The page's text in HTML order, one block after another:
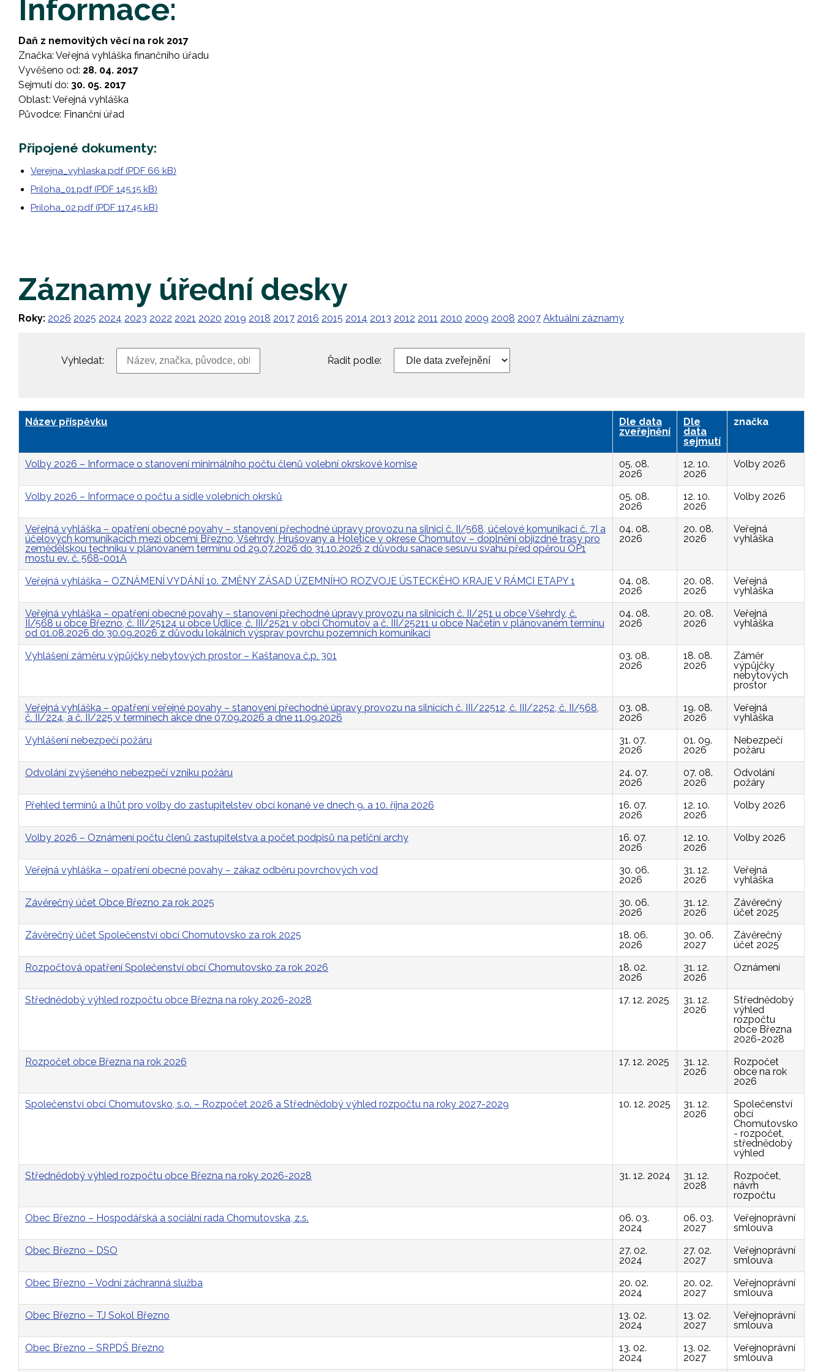
Informace:
Daň z nemovitých věcí na rok 2017
Značka: Veřejná vyhláška finančního úřadu
Vyvěšeno od: 28. 04. 2017
Sejmutí do: 30. 05. 2017
Oblast: Veřejná vyhláška
Původce: Finanční úřad
Připojené dokumenty:
Verejna_vyhlaska.pdf (PDF 66 kB)
Priloha_01.pdf (PDF 145.15 kB)
Priloha_02.pdf (PDF 117.45 kB)
Záznamy úřední desky
Roky: 2026 2025 2024 2023 2022 2021 2020 2019 2018 2017 2016 2015 2014 2013 2012 2011 2010 2009 2008 2007 Aktuální záznamy
Vyhledat: Řadit podle:
Název příspěvku
Dle data
zveřejnění
Dle
data
sejmutí
značka
Volby 2026 – Informace o stanovení minimálního počtu členů volební okrskové komise
05. 08.
2026
12. 10.
2026
Volby 2026
Volby 2026 – Informace o počtu a sídle volebních okrsků
05. 08.
2026
12. 10.
2026
Volby 2026
Veřejná vyhláška – opatření obecné povahy – stanovení přechodné úpravy provozu na silnici č. II/568, účelové komunikaci č. 7I a
účelových komunikacích mezi obcemi Březno, Všehrdy, Hrušovany a Holetice v okrese Chomutov – doplnění objízdné trasy pro
zemědělskou techniku v plánovaném termínu od 29.07.2026 do 31.10.2026 z důvodu sanace sesuvu svahu před opěrou OP1
mostu ev. č. 568-001A
04. 08.
2026
20. 08.
2026
Veřejná
vyhláška
Veřejná vyhláška – OZNÁMENÍ VYDÁNÍ 10. ZMĚNY ZÁSAD ÚZEMNÍHO ROZVOJE ÚSTECKÉHO KRAJE V RÁMCI ETAPY 1
04. 08.
2026
20. 08.
2026
Veřejná
vyhláška
Veřejná vyhláška – opatření obecné povahy – stanovení přechodné úpravy provozu na silnicích č. II/251 u obce Všehrdy, č.
II/568 u obce Březno, č. III/25124 u obce Údlice, č. III/2521 v obci Chomutov a č. III/25211 u obce Načetín v plánovaném termínu
od 01.08.2026 do 30.09.2026 z důvodu lokálních výsprav povrchu pozemních komunikací
04. 08.
2026
20. 08.
2026
Veřejná
vyhláška
Vyhlášení záměru výpůjčky nebytových prostor – Kaštanova č.p. 301
03. 08.
2026
18. 08.
2026
Záměr
výpůjčky
nebytových
prostor
Veřejná vyhláška – opatření veřejné povahy – stanovení přechodné úpravy provozu na silnicích č. III/22512, č. III/2252, č. II/568,
č. II/224, a č. II/225 v termínech akce dne 07.09.2026 a dne 11.09.2026
03. 08.
2026
19. 08.
2026
Veřejná
vyhláška
Vyhlášení nebezpečí požáru
31. 07.
2026
01. 09.
2026
Nebezpečí
požáru
Odvolání zvýšeného nebezpečí vzniku požáru
24. 07.
2026
07. 08.
2026
Odvolání
požáry
Přehled termínů a lhůt pro volby do zastupitelstev obcí konané ve dnech 9. a 10. října 2026
16. 07.
2026
12. 10.
2026
Volby 2026
Volby 2026 – Oznámení počtu členů zastupitelstva a počet podpisů na petiční archy
16. 07.
2026
12. 10.
2026
Volby 2026
Veřejná vyhláška – opatření obecné povahy – zákaz odběru povrchových vod
30. 06.
2026
31. 12.
2026
Veřejná
vyhláška
Závěrečný účet Obce Březno za rok 2025
30. 06.
2026
31. 12.
2026
Závěrečný
účet 2025
Závěrečný účet Společenství obcí Chomutovsko za rok 2025
18. 06.
2026
30. 06.
2027
Závěrečný
účet 2025
Rozpočtová opatření Společenství obcí Chomutovsko za rok 2026
18. 02.
2026
31. 12.
2026
Oznámení
Střednědobý výhled rozpočtu obce Března na roky 2026-2028 17. 12. 2025
31. 12.
2026
Střednědobý
výhled
rozpočtu
obce Března
2026-2028
Rozpočet obce Března na rok 2026
17. 12. 2025
31. 12.
2026
Rozpočet
obce na rok
2026
Společenství obcí Chomutovsko, s.o. – Rozpočet 2026 a Střednědobý výhled rozpočtu na roky 2027-2029
10. 12. 2025
31. 12.
2026
Společenství
obcí
Chomutovsko
- rozpočet,
střednědobý
výhled
Střednědobý výhled rozpočtu obce Března na roky 2026-2028
31. 12. 2024
31. 12.
2028
Rozpočet,
návrh
rozpočtu
Obec Březno – Hospodářská a sociální rada Chomutovska, z.s.
06. 03.
2024
06. 03.
2027
Veřejnoprávní
smlouva
Obec Březno – DSO
27. 02.
2024
27. 02.
2027
Veřejnoprávní
smlouva
Obec Březno – Vodní záchranná služba
20. 02.
2024
20. 02.
2027
Veřejnoprávní
smlouva
Obec Březno – TJ Sokol Březno
13. 02.
2024
13. 02.
2027
Veřejnoprávní
smlouva
Obec Březno – SRPDŠ Březno
13. 02.
2024
13. 02.
2027
Veřejnoprávní
smlouva